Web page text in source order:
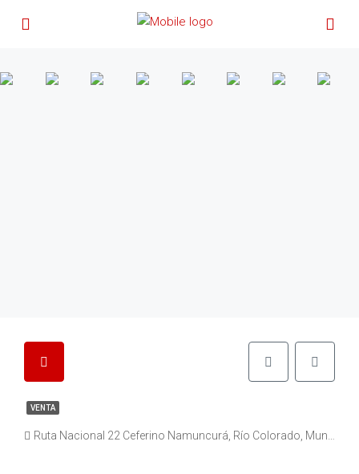
VENTA
Ruta Nacional 22 Ceferino Namuncurá, Río Colorado, Municipio de Río Colorado, Departamento Pichi Mahuida, Río Negro, L8138, Argentina